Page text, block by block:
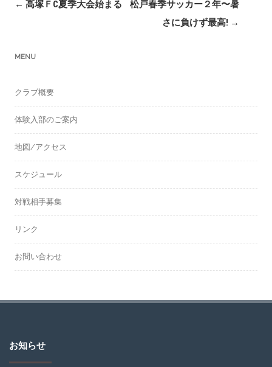
Post
← 高塚ＦC夏季大会始まる
松戸春季サッカー２年〜暑
さに負けず最高! →
MENU
クラブ概要
体験入部のご案内
地図/アクセス
スケジュール
対戦相手募集
リンク
お問い合わせ
お知らせ